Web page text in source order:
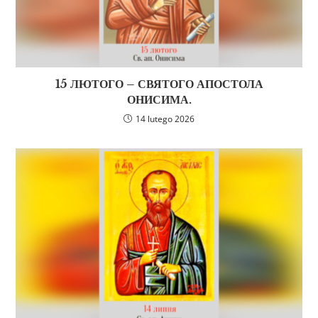
15 ЛЮТОГО – СВЯТОГО АПОСТОЛА
ОНИСИМА.
14 lutego 2026